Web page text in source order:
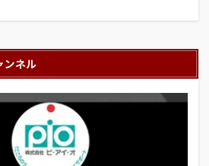
ンネル